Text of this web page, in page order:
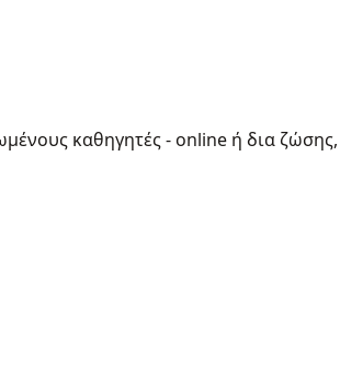
καθηγητές - online ή δια